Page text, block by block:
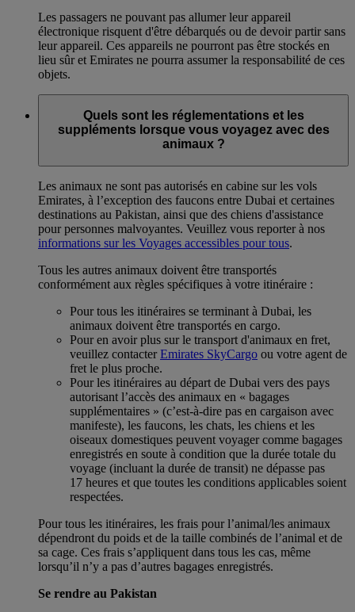
Les passagers ne pouvant pas allumer leur appareil
électronique risquent d'être débarqués ou de devoir partir sans
leur appareil. Ces appareils ne pourront pas être stockés en
lieu sûr et Emirates ne pourra assumer la responsabilité de ces
objets.
Quels sont les réglementations et les
suppléments lorsque vous voyagez avec des
animaux ?
Les animaux ne sont pas autorisés en cabine sur les vols
Emirates, à l’exception des faucons entre Dubai et certaines
destinations au Pakistan, ainsi que des chiens d'assistance
pour personnes malvoyantes. Veuillez vous reporter à nos
informations sur les Voyages accessibles pour tous.
Tous les autres animaux doivent être transportés
conformément aux règles spécifiques à votre itinéraire :
Pour tous les itinéraires se terminant à Dubai, les
animaux doivent être transportés en cargo.
Pour en avoir plus sur le transport d'animaux en fret,
veuillez contacterEmirates SkyCargo ou votre agent de
fret le plus proche.
Pour les itinéraires au départ de Dubai vers des pays
autorisant l’accès des animaux en « bagages
supplémentaires » (c’est-à-dire pas en cargaison avec
manifeste), les faucons, les chats, les chiens et les
oiseaux domestiques peuvent voyager comme bagages
enregistrés en soute à condition que la durée totale du
voyage (incluant la durée de transit) ne dépasse pas
17 heures et que toutes les conditions applicables soient
respectées.
Pour tous les itinéraires, les frais pour l’animal/les animaux
dépendront du poids et de la taille combinés de l’animal et de
sa cage. Ces frais s’appliquent dans tous les cas, même
lorsqu’il n’y a pas d’autres bagages enregistrés.
Se rendre au Pakistan